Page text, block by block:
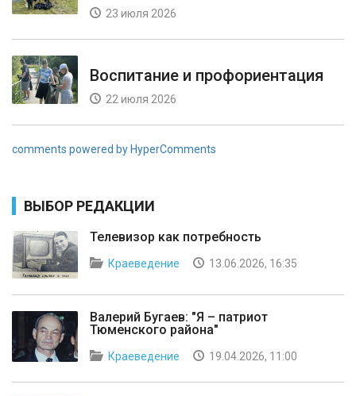
23 июля 2026
Воспитание и профориентация
22 июля 2026
comments powered by HyperComments
ВЫБОР РЕДАКЦИИ
Телевизор как потребность
Краеведение 13.06.2026, 16:35
Валерий Бугаев: "Я – патриот
Тюменского района"
Краеведение 19.04.2026, 11:00